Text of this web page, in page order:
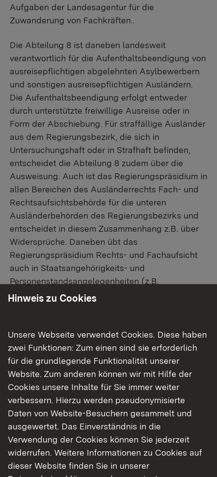
Aufgaben der Landesagentur für die
Zuwanderung von Fachkräften..
Die Abteilung 8 ist daneben landesweit
verantwortlich für die Aufenthaltsbeendigung von
ausreisepflichtigen abgelehnten Asylbewerbern
und sonstigen ausreisepflichtigen Ausländern.
Die Aufenthaltsbeendigung erfolgt entweder
durch unterstützte freiwillige Ausreise oder in
Form der Abschiebung. Für straffällige Ausländer
aus dem Regierungsbezirk, die sich in
Untersuchungshaft oder in Strafhaft befinden,
entscheidet die Abteilung 8 zudem über die
Ausweisung. Auch ist das Regierungspräsidium in
allen Bereichen des Ausländerrechts Fach- und
Rechtsaufsichtsbehörde für die unteren
Ausländerbehörden des Regierungsbezirks und
entscheidet in diesem Zusammenhang z.B. über
Widersprüche. Daneben übt das
Regierungspräsidium Rechts- und Fachaufsicht
auch in Staatsangehörigkeits- und
Personenstandsangelegenheiten (z.B.
Einbürgerungen, Standesamtsaufsicht) aus.
rechtlicher und fachlicher Hinsicht für den
gesamten Regierungsbezirk gewährleistet.
Als weitere landesweit durchzuführende Aufgabe
nimmt die Abteilung 8 die Zuständigkeit für die
Ahndung von
Straßenverkehrsordnungswidrigkeiten auf allen
Autobahnen Baden-Württembergs wahr. Hierzu
zählt insbesondere die Verfolgung von
Geschwindigkeitsüberschreitungen oder
Abstandsverletzungen, aber auch die Ahndung
Hinweis zu Cookies
Unsere Webseite verwendet Cookies. Diese haben
zwei Funktionen: Zum einen sind sie erforderlich
für die grundlegende Funktionalität unserer
Website. Zum anderen können wir mit Hilfe der
Cookies unsere Inhalte für Sie immer weiter
verbessern. Hierzu werden pseudonymisierte
Daten von Website-Besuchern gesammelt und
ausgewertet. Das Einverständnis in die
Verwendung der Cookies können Sie jederzeit
widerrufen. Weitere Informationen zu Cookies auf
dieser Website finden Sie in unserer